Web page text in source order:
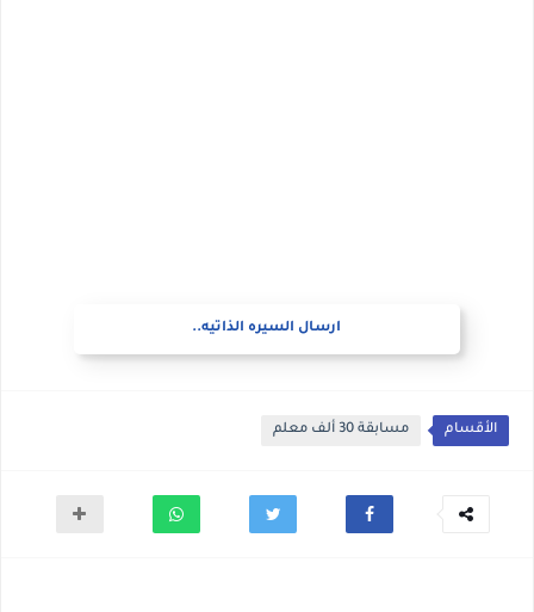
ارسال السيره الذاتيه..
الأقسام مسابقة 30 ألف معلم